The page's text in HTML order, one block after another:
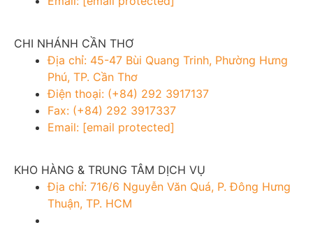
CHI NHÁNH CẦN THƠ
Địa chỉ: 45-47 Bùi Quang Trinh, Phường Hưng
Phú, TP. Cần Thơ
Điện thoại: (+84) 292 3917137
Fax: (+84) 292 3917337
Email: [email protected]
KHO HÀNG & TRUNG TÂM DỊCH VỤ
Địa chỉ: 716/6 Nguyễn Văn Quá, P. Đông Hưng
Thuận, TP. HCM